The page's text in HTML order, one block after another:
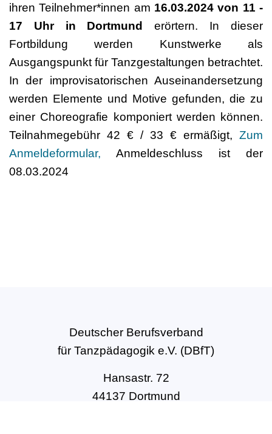
ihren Teilnehmer*innen am 16.03.2024 von 11 -
17 Uhr in Dortmund erörtern. In dieser
Fortbildung werden Kunstwerke als
Ausgangspunkt für Tanzgestaltungen betrachtet.
In der improvisatorischen Auseinandersetzung
werden Elemente und Motive gefunden, die zu
einer Choreografie komponiert werden können.
Teilnahmegebühr 42 € / 33 € ermäßigt, Zum
Anmeldeformular, Anmeldeschluss ist der
08.03.2024
Deutscher Berufsverband
für Tanzpädagogik e.V. (DBfT)
Hansastr. 72
44137 Dortmund